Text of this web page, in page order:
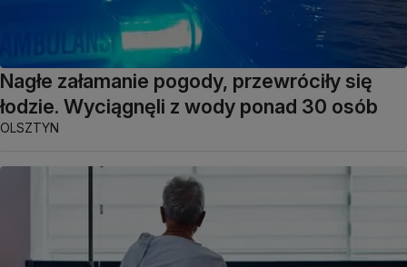
Nagłe załamanie pogody, przewróciły się
łodzie. Wyciągnęli z wody ponad 30 osób
OLSZTYN